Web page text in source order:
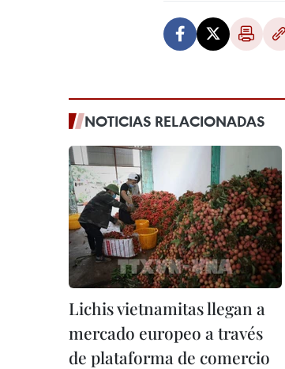
NOTICIAS RELACIONADAS
Lichis vietnamitas llegan a
mercado europeo a través
de plataforma de comercio